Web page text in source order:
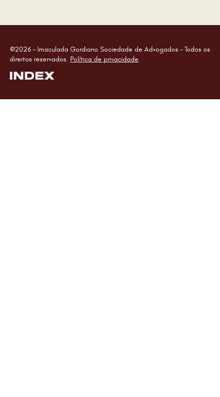
©2026 – Imaculada Gordiano Sociedade de Advogados – Todos os
direitos reservados. Política de privacidade.